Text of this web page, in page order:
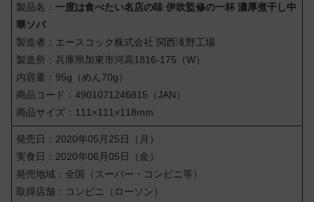
製品名：一度は食べたい名店の味 伊吹監修の一杯 濃厚煮干し中
華ソバ
製造者：エースコック株式会社 関西滝野工場
製造所：兵庫県加東市河高1816-175（W）
内容量：95g（めん70g）
商品コード：4901071246815（JAN）
商品サイズ：111×111×118mm
発売日：2020年05月25日（月）
実食日：2020年06月05日（金）
発売地域：全国（スーパー・コンビニ等）
取得店舗：コンビニ（ローソン）